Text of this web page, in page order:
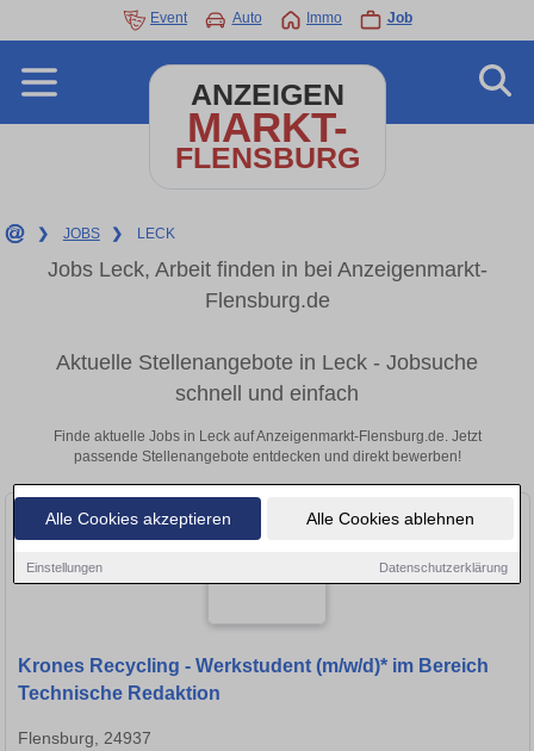
Alle Cookies akzeptieren Alle Cookies ablehnen
Einstellungen Datenschutzerklärung
Event Auto Immo Job
ANZEIGEN
MARKT-
FLENSBURG
❯ JOBS ❯ LECK
Jobs Leck, Arbeit finden in bei Anzeigenmarkt-
Flensburg.de
Aktuelle Stellenangebote in Leck - Jobsuche
schnell und einfach
Finde aktuelle Jobs in Leck auf Anzeigenmarkt-Flensburg.de. Jetzt
passende Stellenangebote entdecken und direkt bewerben!
Krones Recycling - Werkstudent (m/w/d)* im Bereich
Technische Redaktion
Flensburg, 24937